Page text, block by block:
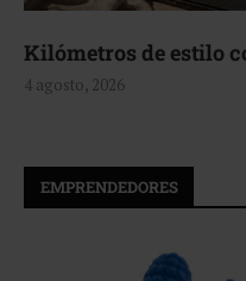
Aerie, texturas que
4 agosto, 2026
EMPRENDEDORES